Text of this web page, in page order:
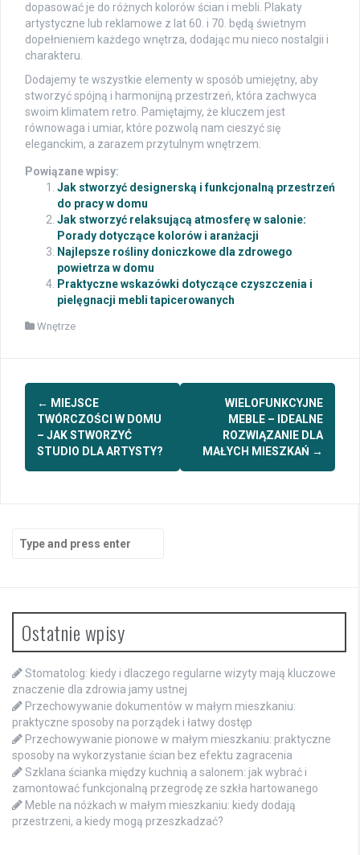
dopasować je do różnych kolorów ścian i mebli. Plakaty
artystyczne lub reklamowe z lat 60. i 70. będą świetnym
dopełnieniem każdego wnętrza, dodając mu nieco nostalgii i
charakteru.
Dodajemy te wszystkie elementy w sposób umiejętny, aby
stworzyć spójną i harmonijną przestrzeń, która zachwyca
swoim klimatem retro. Pamiętajmy, że kluczem jest
równowaga i umiar, które pozwolą nam cieszyć się
eleganckim, a zarazem przytulnym wnętrzem.
Powiązane wpisy:
Jak stworzyć designerską i funkcjonalną przestrzeń
do pracy w domu
Jak stworzyć relaksującą atmosferę w salonie:
Porady dotyczące kolorów i aranżacji
Najlepsze rośliny doniczkowe dla zdrowego
powietrza w domu
Praktyczne wskazówki dotyczące czyszczenia i
pielęgnacji mebli tapicerowanych
Wnętrze
Post
navigation
← MIEJSCE
TWÓRCZOŚCI W DOMU
– JAK STWORZYĆ
STUDIO DLA ARTYSTY?
WIELOFUNKCYJNE
MEBLE – IDEALNE
ROZWIĄZANIE DLA
MAŁYCH MIESZKAŃ →
Search
for:
Ostatnie wpisy
Stomatolog: kiedy i dlaczego regularne wizyty mają kluczowe
znaczenie dla zdrowia jamy ustnej
Przechowywanie dokumentów w małym mieszkaniu:
praktyczne sposoby na porządek i łatwy dostęp
Przechowywanie pionowe w małym mieszkaniu: praktyczne
sposoby na wykorzystanie ścian bez efektu zagracenia
Szklana ścianka między kuchnią a salonem: jak wybrać i
zamontować funkcjonalną przegrodę ze szkła hartowanego
Meble na nóżkach w małym mieszkaniu: kiedy dodają
przestrzeni, a kiedy mogą przeszkadzać?